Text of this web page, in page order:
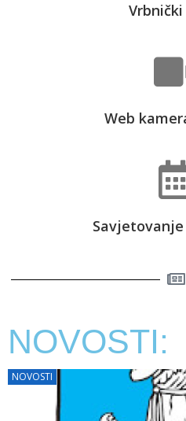
Web
NOVOSTI:
NOVOSTI